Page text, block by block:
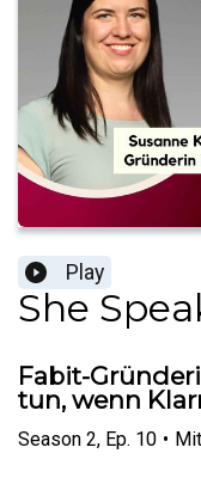
Play
She
Fabit-
tun, wenn
Season 2, Ep. 10 •